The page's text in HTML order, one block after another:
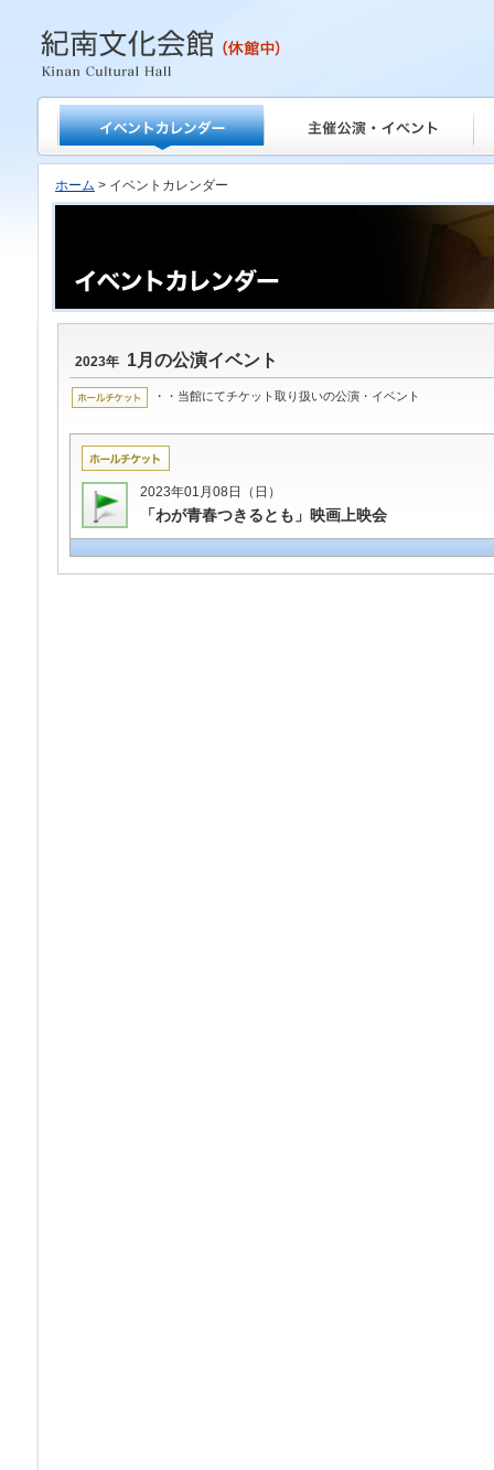
紀南文化会館
ホーム > イベントカレンダー
2023年 1月の公演イベント
・・当館にてチケット取り扱いの公演・イベント
2023年01月08日（日）
「わが青春つきるとも」映画上映会